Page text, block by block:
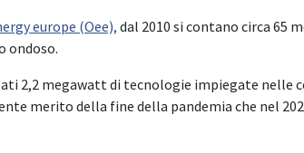
europe (Oee),dal 2010 si contano circa 65
ondoso.
2,2 megawatt di tecnologie impiegate nelle
merito della fine della pandemia che nel